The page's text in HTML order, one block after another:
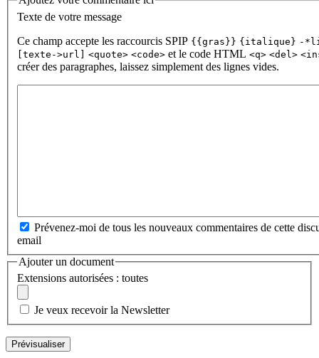
Texte de votre message
Ce champ accepte les raccourcis SPIP {{gras}} {italique} -
[texte->url] <quote> <code> et le code HTML <q> <del>
créer des paragraphes, laissez simplement des lignes vides.
Prévenez-moi de tous les nouveaux commentaires de cette
email
Ajouter un document
Extensions autorisées : toutes
Je veux recevoir la Newsletter